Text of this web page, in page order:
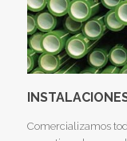
Comercializamos